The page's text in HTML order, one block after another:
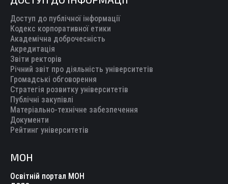
Доступ до публічної інформації
Кодекс корпоративної етики
Академічна доброчесність
Акредитація
Звіти ректорів
Річний звіт про діяльність університетів
Громадські обговорення
Стратегія розвитку університетів
Публічні закупівлі
Матеріально-технічне забезпечення
Документи
Рейтинг університетів
МОН
Освітній портал МОН